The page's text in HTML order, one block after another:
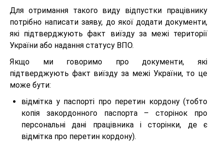
Для отримання такого виду відпустки працівнику
потрібно написати заяву, до якої додати документи,
які підтверджують факт виїзду за межі території
України або надання статусу ВПО.
Якщо ми говоримо про документи, які
підтверджують факт виїзду за межі України, то це
може бути:
відмітка у паспорті про перетин кордону (тобто
копія закордонного паспорта – сторінок про
персональні дані працівника і сторінки, де є
відмітка про перетин кордону).